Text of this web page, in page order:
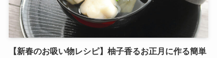
【新春のお吸い物レシピ】柚子香るお正月に作る簡単